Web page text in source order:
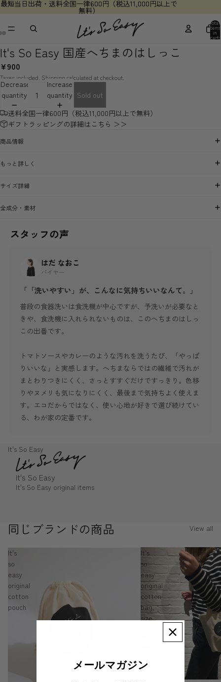
最短当日出荷・送料全国一律600円（税込11,000円以上で
無料）
最短当日出荷・送料全国一律600円（税込11,000円以上で
無料）
Total
items
in
cart:
0
It's So Easy 国産へちまのはしっこ
¥900
Taxes included. Shipping calculated at checkout.
Decrease
quantity
Increase
quantity Sold out
送料全国一律600円（税込11,000円以上で無料）
ギフトラッピングの詳細はこちら ＞＞
商品情報
もっと詳しく
サイズ詳細
全成分・素材
スタッフの声
はだ なおこ
バイヤー
「「洗いやすい」が、こんなに気持ちいいなんて。」
普段の食器洗いは食洗機が中心ですが、予洗いが必要なと
きや、食洗機に入れられないものは、このへちまのはしっ
この出番です。
トマトソースやカレーのような汚れを洗うたび、「やっぱ
りいいな」と実感します。へちまならではの繊維で汚れが
まとわりつきにくく、さっとすすぐだけですっきり。色移
りやヌメリも気になりにくく、最後まで気持ちよく使えま
す。エコだからではなく、使い心地が好きで選び続けてい
る、わが家の定番です。
It's So Easy
It's So Easy
It's So Easy original items
同じブランドの商品 View all
It's
so
easy
original
cotton
pouch
It's
so
easy
original
cotton
bag,
size
メールマガジン